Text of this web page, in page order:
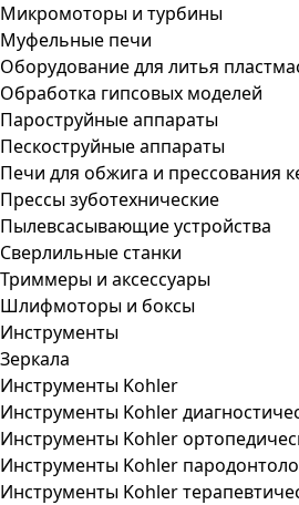
Микромоторы и турбины
Муфельные печи
Оборудование для литья
Обработка гипсовых моделей
Пароструйные аппараты
Пескоструйные аппараты
Печи для обжига и прессования
Прессы зуботехнические
Пылевсасывающие устройства
Сверлильные станки
Триммеры и аксессуары
Шлифмоторы и боксы
Инструменты
Зеркала
Инструменты Kohler
Инструменты Kohler
Инструменты Kohler
Инструменты Kohler
Инструменты Kohler